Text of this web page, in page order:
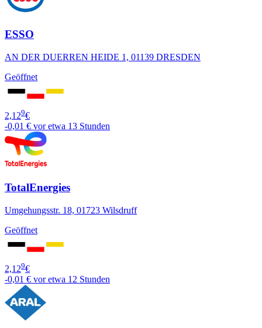
ESSO
AN DER DUERREN HEIDE 1, 01139 DRESDEN
Geöffnet
2,129€
-0,01 € vor etwa 13 Stunden
TotalEnergies
Umgehungsstr. 18, 01723 Wilsdruff
Geöffnet
2,129€
-0,01 € vor etwa 12 Stunden